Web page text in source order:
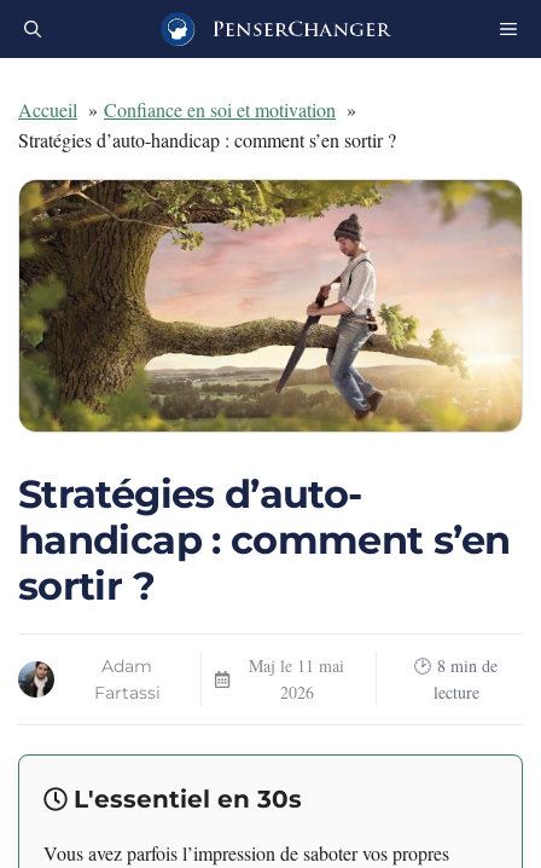
Accueil
Confiance en soi et motivation
Stratégies d’auto-handicap : comment s’en sortir ?
Stratégies d’auto-
handicap : comment s’en
sortir ?
Adam
Fartassi
Maj le 11 mai
2026
8 min de
lecture
L'essentiel en 30s
Vous avez parfois l’impression de saboter vos propres